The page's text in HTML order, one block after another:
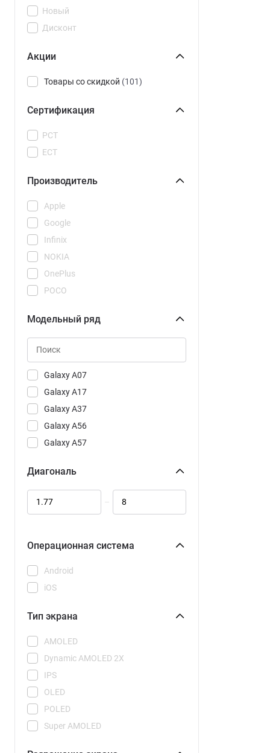
Новый
Дисконт
Акции
Товары со скидкой (101)
Сертификация
РСТ
ЕСТ
Производитель
Apple
Google
Infinix
NOKIA
OnePlus
POCO
Realme
Samsung
Vivo
Xiaomi
Модельный ряд
15
15C
15R
15T
15T Pro
Galaxy A07
Galaxy A17
Galaxy A37
Galaxy A56
Galaxy A57
Galaxy S25 FE
Galaxy S25 Ultra
Galaxy S26 Plus
Galaxy Z Fold 7
Диагональ
–
Операционная система
Android
iOS
Тип экрана
AMOLED
Dynamic AMOLED 2X
IPS
OLED
POLED
Super AMOLED